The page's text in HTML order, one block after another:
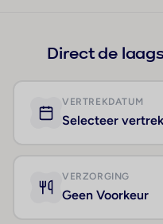
Direct de
VERTREKDATUM
Selecteer
VERZORGING
Geen Voorkeur